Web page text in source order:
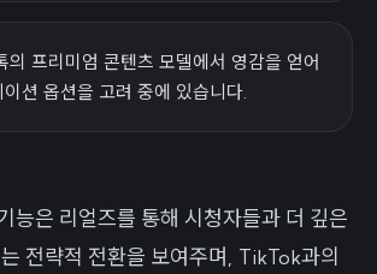
의 프리미엄 콘텐츠 모델에서 영감을 얻어
션 옵션을 고려 중에 있습니다.
능은 리얼즈를 통해 시청자들과 더 깊은
전략적 전환을 보여주며, TikTok과의